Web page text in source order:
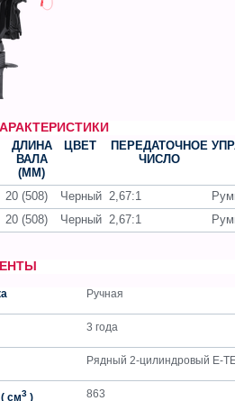
ДЛИНА
ВАЛА
(ММ)
ЦВЕТ
ПЕРЕДАТОЧНОЕ
ЧИСЛО
20 (508) Черный 2,67:1
20 (508) Черный 2,67:1
Ручная
3 года
Рядный 2-цилиндровый E-
см3 ) 863